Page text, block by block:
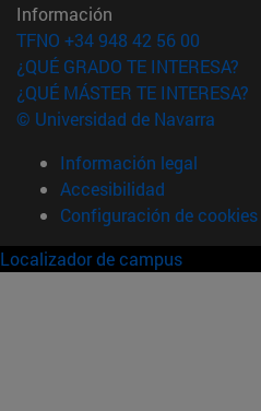
Información
TFNO +34 948 42 56 00
¿QUÉ GRADO TE INTERESA?
¿QUÉ MÁSTER TE INTERESA?
© Universidad de Navarra
Información legal
Accesibilidad
Configuración de cookies
Localizador de campus